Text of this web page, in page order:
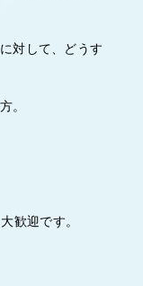
対して、どうす
。
歓迎です。